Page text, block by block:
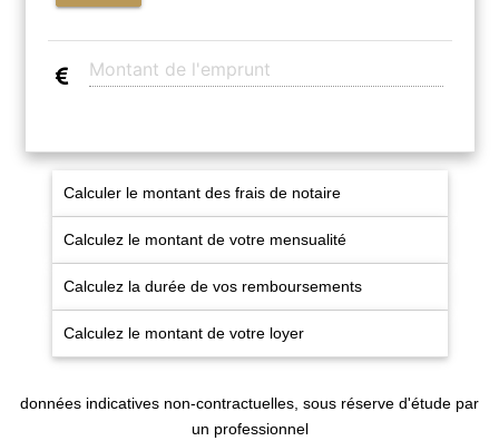
Calculer le montant des frais de notaire
Calculez le montant de votre mensualité
Calculez la durée de vos remboursements
Calculez le montant de votre loyer
données indicatives non-contractuelles, sous réserve d'étude par
un professionnel